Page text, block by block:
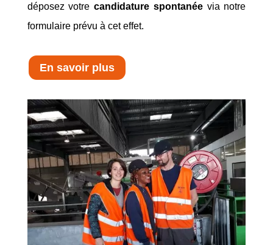
déposez votrecandidature spontanéevia notre
formulaire prévu à cet effet.
En savoir plus